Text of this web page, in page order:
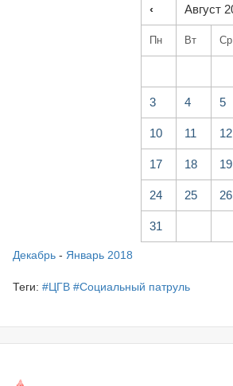
‹ Август
Пн Вт Ср
3 4 5
10 11 12
17 18 19
24 25 26
31
Декабрь - Январь 2018
Теги: #ЦГВ #Социальный патруль